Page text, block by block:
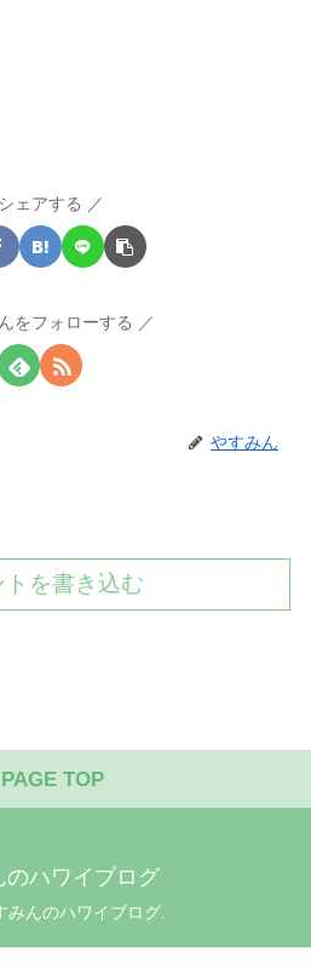
シェアする
をフォローする
やすみん
トを書き込む
TOP
のハワイブログ
みんのハワイブログ.